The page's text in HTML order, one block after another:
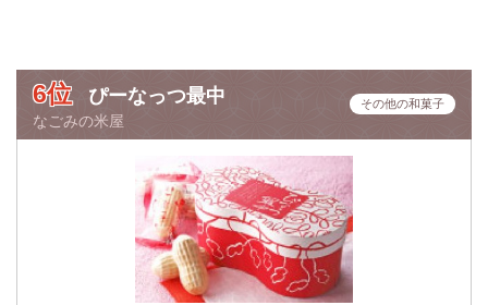
6位 ぴーなっつ最中
なごみの米屋
その他の和菓子